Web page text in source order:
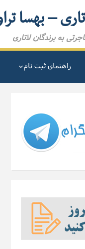
– بهسا
به برندگان لاتاری
راهنمای ثبت نام